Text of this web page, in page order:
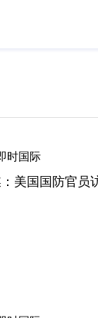
时国际
美国国防官